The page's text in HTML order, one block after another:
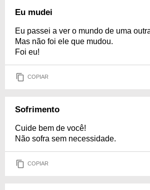
Eu mudei
Eu passei a ver o mundo de uma
Mas não foi ele que mudou.
Foi eu!
COPIAR
Sofrimento
Cuide bem de você!
Não sofra sem necessidade.
COPIAR